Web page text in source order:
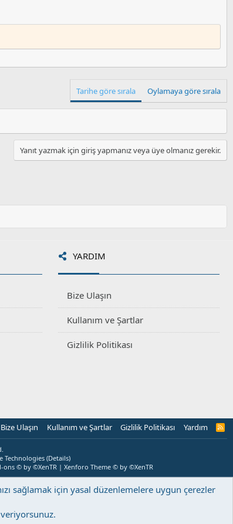
Tarihe göre sırala Oylamaya göre sırala
Yanıt yazmak için giriş yapmanız veya üye olmanız gerekir.
YARDIM
Bize Ulaşın
Kullanım ve Şartlar
Gizlilik Politikası
Bize Ulaşın Kullanım ve Şartlar Gizlilik Politikası Yardım
R
Technologies(Details)
ons © by ©XenTR | Xenforo Theme © by ©XenTR
sağlamak için yasal düzenlemelere uygun çerezler